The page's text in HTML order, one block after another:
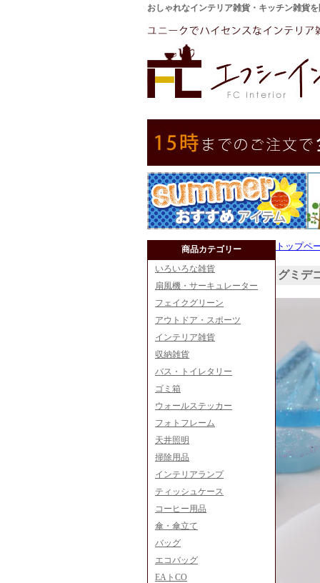
おしゃれなインテリア雑貨・キッチン雑貨
商品カテゴリー
いろいろな雑貨
扇風機・サーキュレーター
フェイクグリーン
アウトドア・スポーツ
インテリア雑貨
収納雑貨
バス・トイレタリー
ゴミ箱
ウォールステッカー
フォトフレーム
天井照明
掃除用品
インテリアランプ
ティッシュケース
コーヒー用品
傘・傘立て
バッグ
エコバッグ
EAトCO
トップペ
グミデ